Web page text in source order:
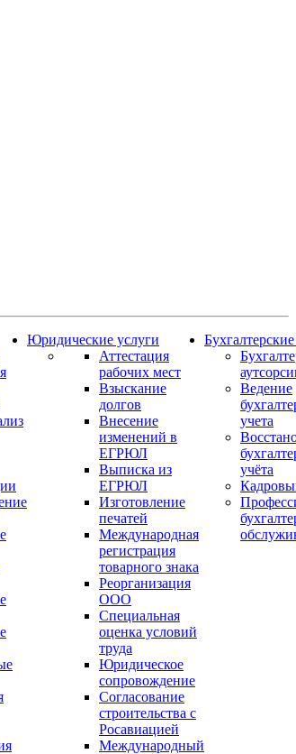
Юридические услуги
Аттестация
рабочих мест
Взыскание
долгов
Внесение
изменений в
ЕГРЮЛ
Выписка из
ЕГРЮЛ
Изготовление
печатей
Международная
регистрация
товарного знака
Реорганизация
ООО
Специальная
оценка условий
труда
Юридическое
сопровождение
Согласование
строительства с
Росавиацией
Международный
Ведение
учета
учёта